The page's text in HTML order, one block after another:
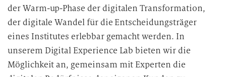
der Warm-up-Phase der digitalen Transformation,
der digitale Wandel für die Entscheidungsträger
eines Institutes erlebbar gemacht werden. In
unserem Digital Experience Lab bieten wir die
Möglichkeit an, gemeinsam mit Experten die